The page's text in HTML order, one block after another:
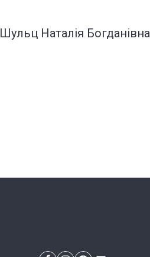
Шульц Наталія Богданівна